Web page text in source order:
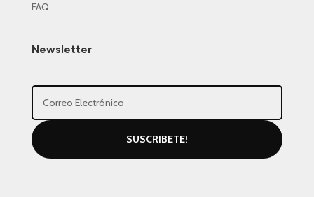
FAQ
Newsletter
SUSCRIBETE!